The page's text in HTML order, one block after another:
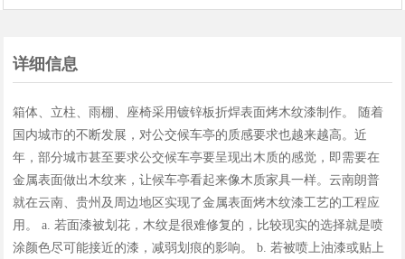
详细信息
箱体、立柱、雨棚、座椅采用镀锌板折焊表面烤木纹漆制作。 随着
国内城市的不断发展，对公交候车亭的质感要求也越来越高。近
年，部分城市甚至要求公交候车亭要呈现出木质的感觉，即需要在
金属表面做出木纹来，让候车亭看起来像木质家具一样。云南朗普
就在云南、贵州及周边地区实现了金属表面烤木纹漆工艺的工程应
用。 a. 若面漆被划花，木纹是很难修复的，比较现实的选择就是喷
涂颜色尽可能接近的漆，减弱划痕的影响。 b. 若被喷上油漆或贴上